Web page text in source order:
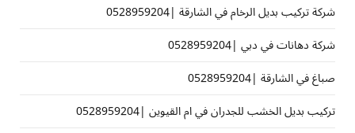
شركة تركيب بديل الرخام في الشارقة |0528959204
شركة دهانات في دبي |0528959204
صباغ في الشارقة |0528959204
تركيب بديل الخشب للجدران في ام القيوين |0528959204